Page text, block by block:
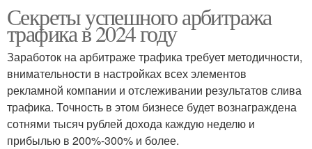
Секреты успешного арбитража
трафика в 2024 году
Заработок на арбитраже трафика требует методичности,
внимательности в настройках всех элементов
рекламной компании и отслеживании результатов слива
трафика. Точность в этом бизнесе будет вознаграждена
сотнями тысяч рублей дохода каждую неделю и
прибылью в 200%-300% и более.